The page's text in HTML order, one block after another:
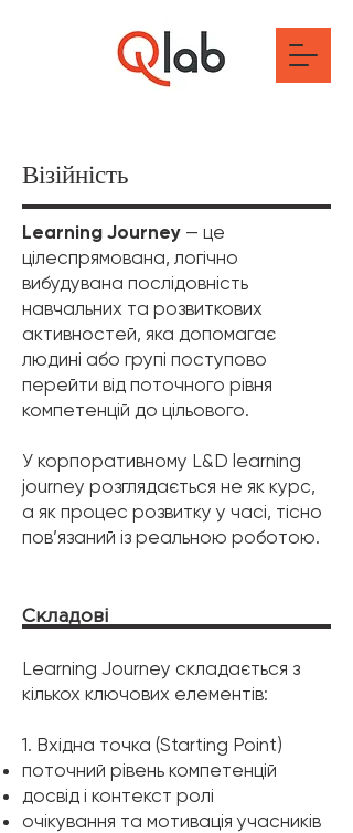
Візійність
Learning Journey — це
цілеспрямована, логічно
вибудувана послідовність
навчальних та розвиткових
активностей, яка допомагає
людині або групі поступово
перейти від поточного рівня
компетенцій до цільового.
У корпоративному L&D learning
journey розглядається не як курс,
а як процес розвитку у часі, тісно
пов’язаний із реальною роботою.
Складові
Learning Journey складається з
кількох ключових елементів:
1. Вхідна точка (Starting Point)
поточний рівень компетенцій
досвід і контекст ролі
очікування та мотивація учасників